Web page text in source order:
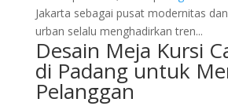
Jakarta sebagai pusat modernitas
urban selalu menghadirkan tren...
Desain Meja Kursi
di Padang untuk
Pelanggan